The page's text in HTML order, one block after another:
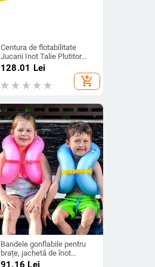
Centura de flotabilitate
Jucarii Inot Talie Plutitor
Plutitor The Bubble Apa
128.01 Lei
add_shopping_cart
Bandele gonflabile pentru
brațe, jachetă de înot
plutitoare, flotoare de înot
91.16 Lei